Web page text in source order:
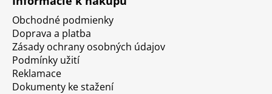
Obchodné podmienky
Doprava a platba
Zásady ochrany osobných údajov
Podmínky užití
Reklamace
Dokumenty ke stažení